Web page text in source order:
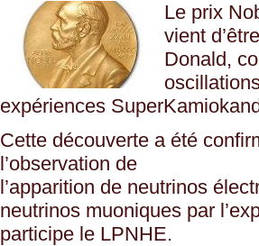
Le prix
vient
Donald,
expériences
Cette découverte a été
l’observation de
l’apparition de neutrinos
neutrinos muoniques par
participe le LPNHE.